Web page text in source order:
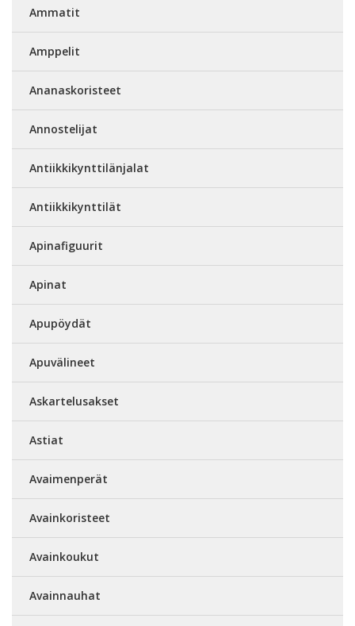
Ammatit
Amppelit
Ananaskoristeet
Annostelijat
Antiikkikynttilänjalat
Antiikkikynttilät
Apinafiguurit
Apinat
Apupöydät
Apuvälineet
Askartelusakset
Astiat
Avaimenperät
Avainkoristeet
Avainkoukut
Avainnauhat